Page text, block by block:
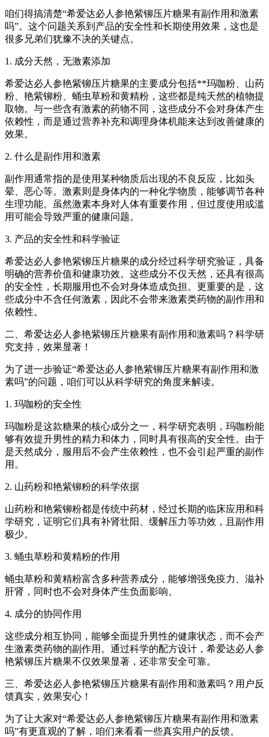
咱们得搞清楚“希爱达必人参艳紫铆压片糖果有副作用和激素
吗”。这个问题关系到产品的安全性和长期使用效果，这也是
很多兄弟们犹豫不决的关键点。
1. 成分天然，无激素添加
希爱达必人参艳紫铆压片糖果的主要成分包括**玛咖粉、山药
粉、艳紫铆粉、蛹虫草粉和黄精粉，这些都是纯天然的植物提
取物。与一些含有激素的药物不同，这些成分不会对身体产生
依赖性，而是通过营养补充和调理身体机能来达到改善健康的
效果。
2. 什么是副作用和激素
副作用通常指的是使用某种物质后出现的不良反应，比如头
晕、恶心等。激素则是身体内的一种化学物质，能够调节各种
生理功能。虽然激素本身对人体有重要作用，但过度使用或滥
用可能会导致严重的健康问题。
3. 产品的安全性和科学验证
希爱达必人参艳紫铆压片糖果的成分经过科学研究验证，具备
明确的营养价值和健康功效。这些成分不仅天然，还具有很高
的安全性，长期服用也不会对身体造成负担。更重要的是，这
些成分中不含任何激素，因此不会带来激素类药物的副作用和
依赖性。
二、希爱达必人参艳紫铆压片糖果有副作用和激素吗？科学研
究支持，效果显著！
为了进一步验证“希爱达必人参艳紫铆压片糖果有副作用和激
素吗”的问题，咱们可以从科学研究的角度来解读。
1. 玛咖粉的安全性
玛咖粉是这款糖果的核心成分之一，科学研究表明，玛咖粉能
够有效提升男性的精力和体力，同时具有很高的安全性。由于
是天然成分，服用后不会产生依赖性，也不会引起严重的副作
用。
2. 山药粉和艳紫铆粉的科学依据
山药粉和艳紫铆粉都是传统中药材，经过长期的临床应用和科
学研究，证明它们具有补肾壮阳、缓解压力等功效，且副作用
极少。
3. 蛹虫草粉和黄精粉的作用
蛹虫草粉和黄精粉富含多种营养成分，能够增强免疫力、滋补
肝肾，同时也不会对身体产生负面影响。
4. 成分的协同作用
这些成分相互协同，能够全面提升男性的健康状态，而不会产
生激素类药物的副作用。通过科学的配方设计，希爱达必人参
艳紫铆压片糖果不仅效果显著，还非常安全可靠。
三、希爱达必人参艳紫铆压片糖果有副作用和激素吗？用户反
馈真实，效果安心！
为了让大家对“希爱达必人参艳紫铆压片糖果有副作用和激素
吗”有更直观的了解，咱们来看看一些真实用户的反馈。